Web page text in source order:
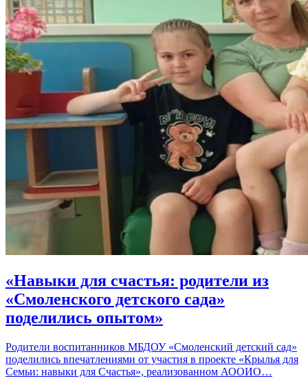
«Навыки для счастья: родители из
«Смоленского детского сада»
поделились опытом»
Родители воспитанников МБДОУ «Смоленский детский сад»
поделились впечатлениями от участия в проекте «Крылья для
Семьи: навыки для Счастья», реализованном АООИО…